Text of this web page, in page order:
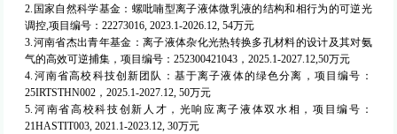
2. 国家自然科学基金： 螺吡喃型离子液体微乳液的结构和相行为的可逆光
调控,项目编号：22273016, 2023.1-2026.12, 54万元
3.河南省杰出青年基金：离子液体杂化光热转换多孔材料的设计及其对氨
气的高效可逆捕集，项目编号：252300421043，2025.1-2027.12,50万元
4.河南省高校科技创新团队：基于离子液体的绿色分离，项目编号：
25IRTSTHN002，2025.1-2027.12, 50万元
5. 河南省高校科技创新人才，光响应离子液体双水相，项目编号：
21HASTIT003, 2021.1-2023.12, 30万元